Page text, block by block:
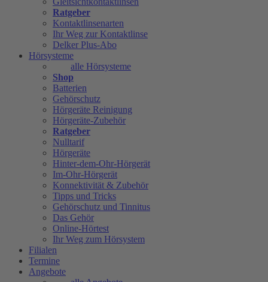
Ratgeber
Kontaktlinsenarten
Ihr Weg zur Kontaktlinse
Delker Plus-Abo
Hörsysteme
alle Hörsysteme
Shop
Batterien
Gehörschutz
Hörgeräte Reinigung
Hörgeräte-Zubehör
Ratgeber
Nulltarif
Hörgeräte
Hinter-dem-Ohr-Hörgerät
Im-Ohr-Hörgerät
Konnektivität & Zubehör
Tipps und Tricks
Gehörschutz und Tinnitus
Das Gehör
Online-Hörtest
Ihr Weg zum Hörsystem
Filialen
Termine
Angebote